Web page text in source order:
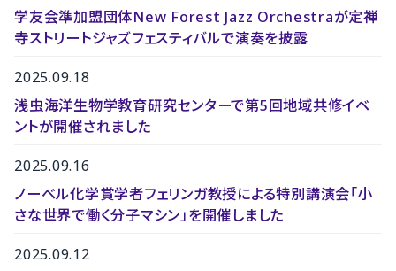
学友会準加盟団体New Forest Jazz Orchestraが定禅
寺ストリートジャズフェスティバルで演奏を披露
2025.09.18
浅虫海洋生物学教育研究センターで第5回地域共修イベ
ントが開催されました
2025.09.16
ノーベル化学賞学者フェリンガ教授による特別講演会「小
さな世界で働く分子マシン」を開催しました
2025.09.12